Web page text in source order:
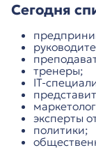
Сегодня
тренеры;
IT-
эксперты
политики;